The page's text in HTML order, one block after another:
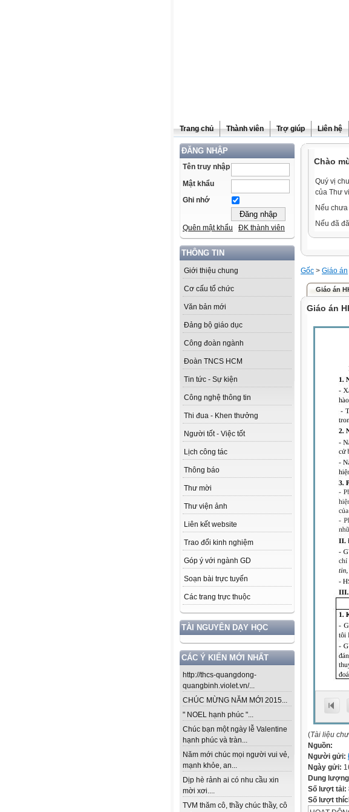
Trang chủ Thành viên Trợ giúp Liên hệ
ĐĂNG NHẬP
Tên truy nhập
Mật khẩu
Ghi nhớ
Quên mật khẩu ĐK thành viên
THÔNG TIN
Giới thiệu chung
Cơ cấu tổ chức
Văn bản mới
Đảng bộ giáo dục
Công đoàn ngành
Đoàn TNCS HCM
Tin tức - Sự kiện
Công nghệ thông tin
Thi đua - Khen thưởng
Người tốt - Việc tốt
Lịch công tác
Thông báo
Thư mời
Thư viện ảnh
Liên kết website
Trao đổi kinh nghiệm
Góp ý với ngành GD
Soạn bài trực tuyến
Các trang trực thuộc
TÀI NGUYÊN DẠY HỌC
CÁC Ý KIẾN MỚI NHẤT
http://thcs-quangdong-
quangbinh.violet.vn/...
CHÚC MỪNG NĂM MỚI 2015...
" NOEL hạnh phúc "...
Chúc bạn một ngày lễ Valentine
hạnh phúc và tràn...
Năm mới chúc mọi người vui vẻ,
mạnh khỏe, an...
Dịp hè rảnh ai có nhu cầu xin
mời xơi....
TVM thăm cô, thầy chúc thầy, cô
Chào
Quý vị
của Thư
Nếu
Nếu đã
Gốc > Giáo án
Giáo án
Giáo án
(Tài liệu
Nguồn:
Người gửi:
Ngày gửi:
Dung
Số lượt tải:
Số lượt